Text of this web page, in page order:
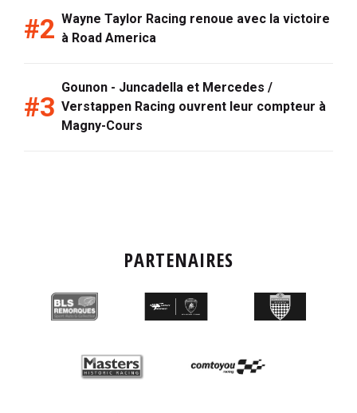
Wayne Taylor Racing renoue avec la victoire
à Road America
Gounon - Juncadella et Mercedes /
Verstappen Racing ouvrent leur compteur à
Magny-Cours
PARTENAIRES